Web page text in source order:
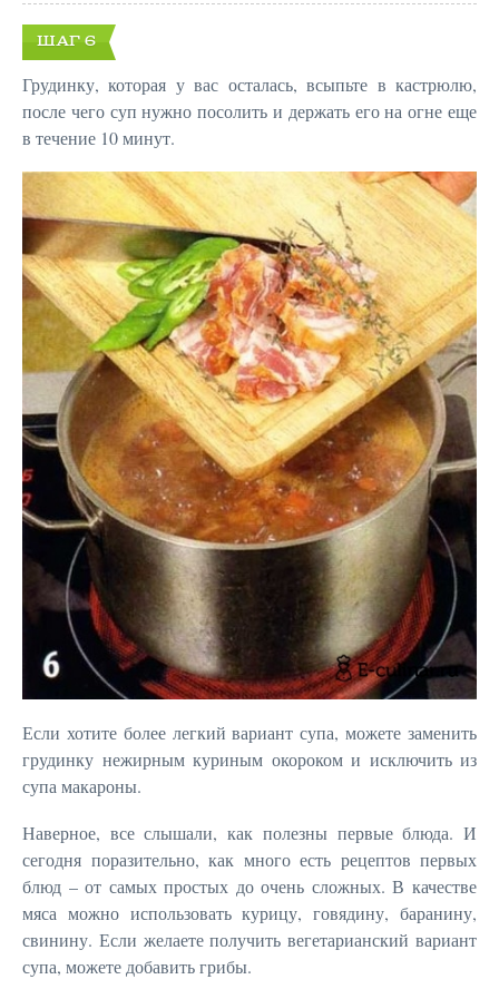
ШАГ 6
Грудинку, которая у вас осталась, всыпьте в кастрюлю,
после чего суп нужно посолить и держать его на огне еще
в течение 10 минут.
Если хотите более легкий вариант супа, можете заменить
грудинку нежирным куриным окороком и исключить из
супа макароны.
Наверное, все слышали, как полезны первые блюда. И
сегодня поразительно, как много есть рецептов первых
блюд – от самых простых до очень сложных. В качестве
мяса можно использовать курицу, говядину, баранину,
свинину. Если желаете получить вегетарианский вариант
супа, можете добавить грибы.